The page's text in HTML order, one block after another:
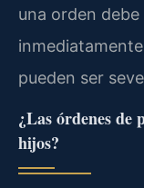
una orden
pueden ser
¿Las órdenes de
hijos?